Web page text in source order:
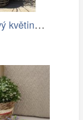
Vingo Ratanový květináč - kulatý…